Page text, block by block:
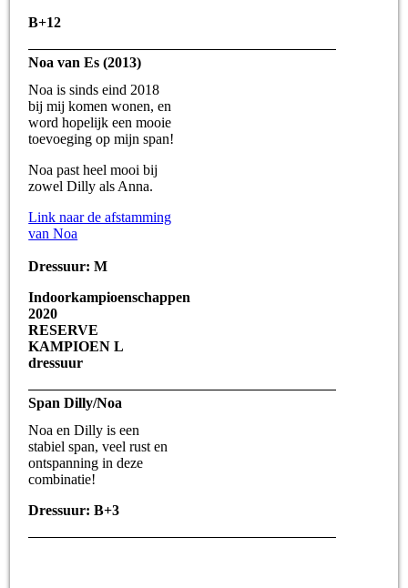
B+12
Noa van Es (2013)
Noa is sinds eind 2018
bij mij komen wonen, en
word hopelijk een mooie
toevoeging op mijn span!
Noa past heel mooi bij
zowel Dilly als Anna.
Link naar de afstamming
van Noa
Dressuur: M
Indoorkampioenschappen
2020
RESERVE
KAMPIOEN L
dressuur
Span Dilly/Noa
Noa en Dilly is een
stabiel span, veel rust en
ontspanning in deze
combinatie!
Dressuur: B+3